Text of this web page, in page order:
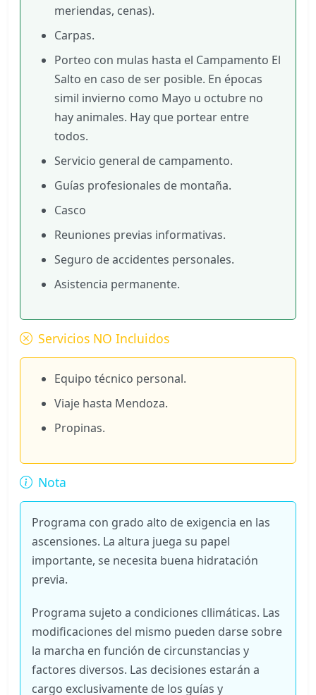
meriendas, cenas).
Carpas.
Porteo con mulas hasta el Campamento El
Salto en caso de ser posible. En épocas
simil invierno como Mayo u octubre no
hay animales. Hay que portear entre
todos.
Servicio general de campamento.
Guías profesionales de montaña.
Casco
Reuniones previas informativas.
Seguro de accidentes personales.
Asistencia permanente.
Servicios NO Incluidos
Equipo técnico personal.
Viaje hasta Mendoza.
Propinas.
Nota
Programa con grado alto de exigencia en las
ascensiones. La altura juega su papel
importante, se necesita buena hidratación
previa.
Programa sujeto a condiciones cllimáticas. Las
modificaciones del mismo pueden darse sobre
la marcha en función de circunstancias y
factores diversos. Las decisiones estarán a
cargo exclusivamente de los guías y